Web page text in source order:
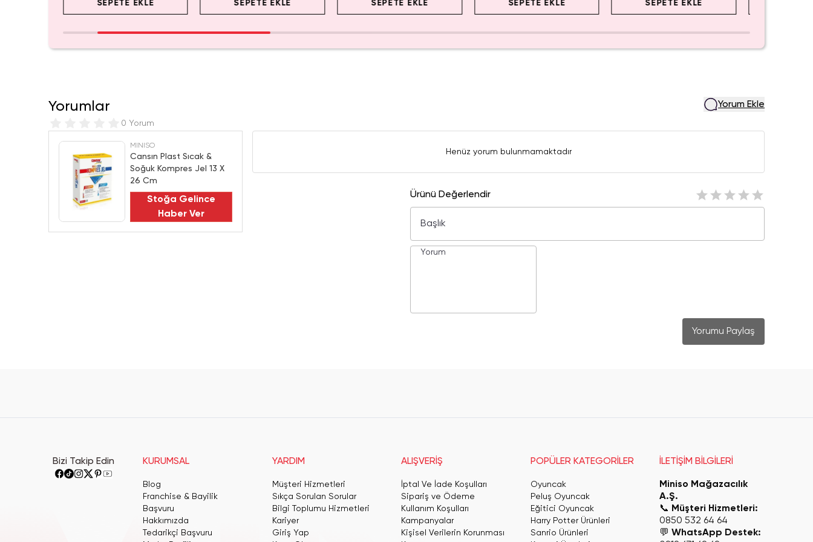
SEPETE EKLE SEPETE EKLE SEPETE EKLE SEPETE EKLE SEPETE EKLE
Yorumlar
0 Yorum
Yorum Ekle
MINISO
Cansın Plast Sıcak &
Soğuk Kompres Jel 13 X
26 Cm
Stoğa Gelince
Haber Ver
Henüz yorum bulunmamaktadır
Ürünü Değerlendir
Yorumu Paylaş
Bizi Takip Edin KURUMSAL
Blog
Franchise & Bayilik
Başvuru
Hakkımızda
Tedarikçi Başvuru
YARDIM
Müşteri Hizmetleri
Sıkça Sorulan Sorular
Bilgi Toplumu Hizmetleri
Kariyer
Giriş Yap
ALIŞVERİŞ
İptal Ve İade Koşulları
Sipariş ve Ödeme
Kullanım Koşulları
Kampanyalar
Kişisel Verilerin Korunması
POPÜLER KATEGORİLER
Oyuncak
Peluş Oyuncak
Eğitici Oyuncak
Harry Potter Ürünleri
Sanrio Ürünleri
İLETİŞİM BİLGİLERİ
Miniso Mağazacılık
A.Ş.
📞 Müşteri Hizmetleri:
0850 532 64 64
💬WhatsApp Destek: